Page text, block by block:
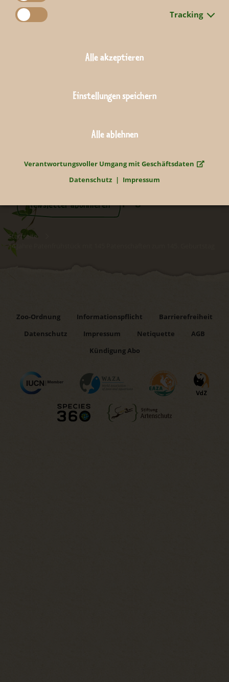
Neugierig?
Bleiben Sie informiert...
Newsletter abonnieren
#dernaturaufderspur
Startseite
14 Jahre Patenfrühstück mit 145 Patenschaften zum 145. Geburtstag
Zoo-Ordnung Informationspflicht
Barrierefreiheit
Datenschutz
Impressum Netiquette
AGB
Kündigung Abo
Tracking
Alle akzeptieren
Einstellungen speichern
Alle ablehnen
Verantwortungsvoller Umgang mit Geschäftsdaten
Datenschutz
Impressum